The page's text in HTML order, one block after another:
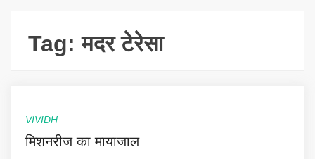
Tag:मदर टेरेसा
VIVIDH
मिशनरीज का मायाजाल